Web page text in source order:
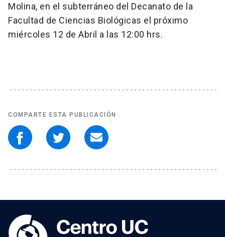
Molina, en el subterráneo del Decanato de la
Facultad de Ciencias Biológicas el próximo
miércoles 12 de Abril a las 12:00 hrs.
COMPARTE ESTA PUBLICACIÓN